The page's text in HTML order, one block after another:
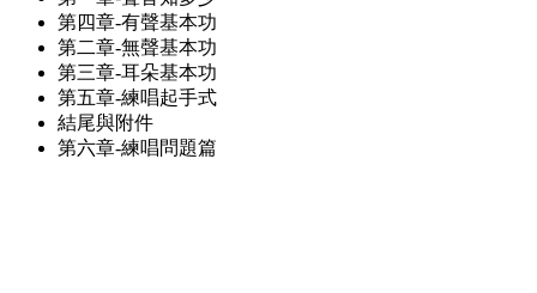
第四章-有聲基本功
第二章-無聲基本功
第三章-耳朵基本功
第五章-練唱起手式
結尾與附件
第六章-練唱問題篇